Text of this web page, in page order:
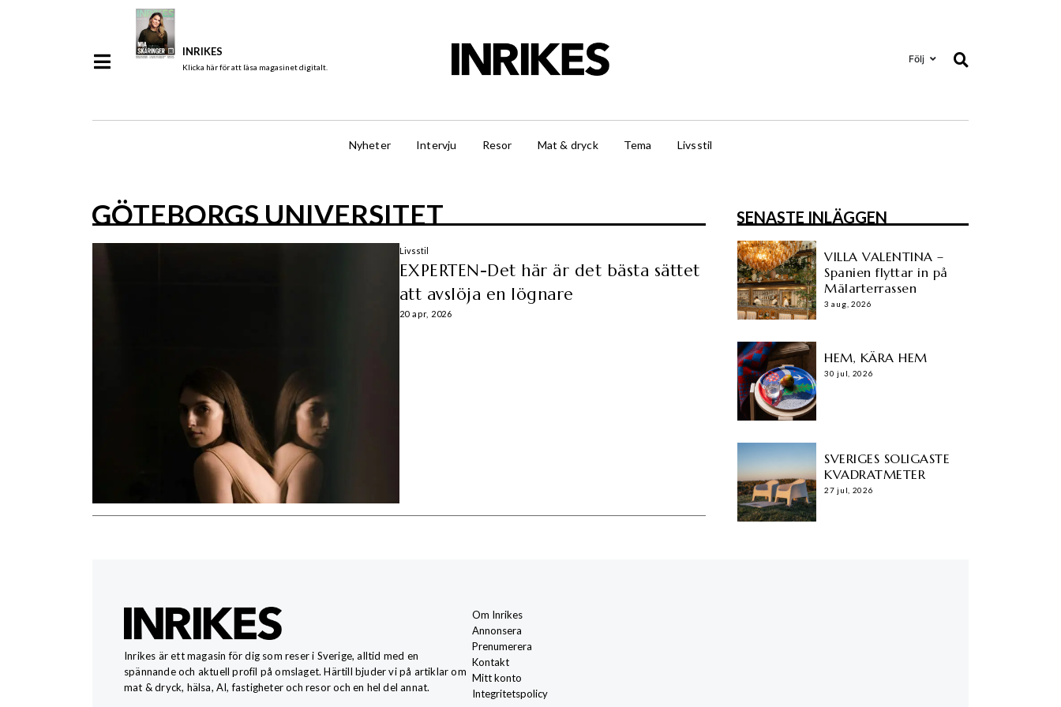
INRIKES
Klicka här för att läsa magasinet digitalt.
Följ
Nyheter Intervju Resor Mat & dryck Tema Livsstil
GÖTEBORGS UNIVERSITET
Livsstil
EXPERTEN-Det här är det bästa sättet
att avslöja en lögnare
20 apr, 2026
SENASTE INLÄGGEN
VILLA VALENTINA –
Spanien flyttar in på
Mälarterrassen
3 aug, 2026
HEM, KÄRA HEM
30 jul, 2026
SVERIGES SOLIGASTE
KVADRATMETER
27 jul, 2026
Inrikes är ett magasin för dig som reser i Sverige, alltid med en
spännande och aktuell profil på omslaget. Härtill bjuder vi på artiklar om
mat & dryck, hälsa, AI, fastigheter och resor och en hel del annat.
Om Inrikes
Annonsera
Prenumerera
Kontakt
Mitt konto
Integritetspolicy